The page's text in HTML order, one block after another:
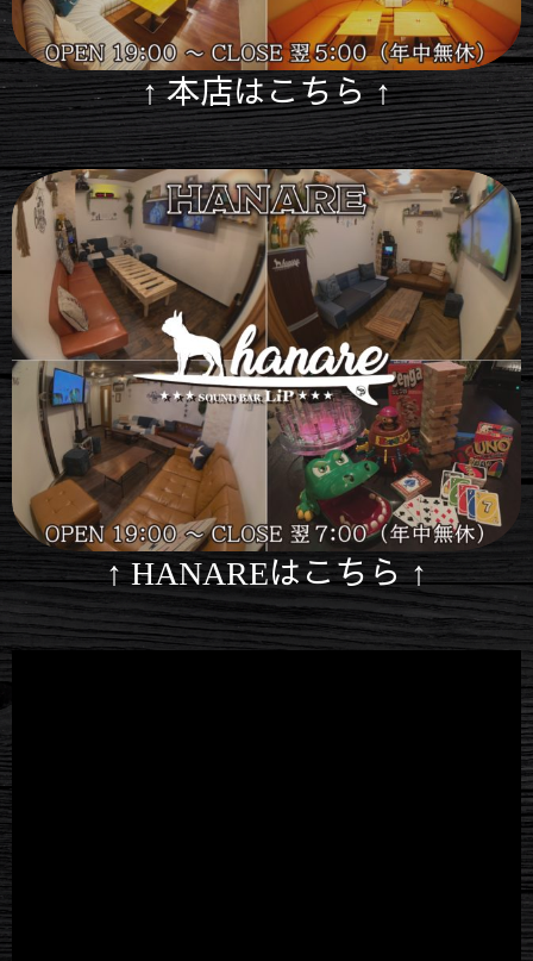
↑ 本店はこちら ↑
↑ HANAREはこちら ↑